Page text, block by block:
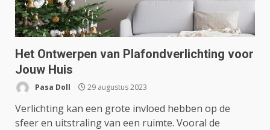
Het Ontwerpen van Plafondverlichting voor
Jouw Huis
Pasa Doll 29 augustus 2023
Verlichting kan een grote invloed hebben op de
sfeer en uitstraling van een ruimte. Vooral de